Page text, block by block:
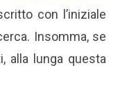
con l’iniziale
Insomma, se
alla lunga questa